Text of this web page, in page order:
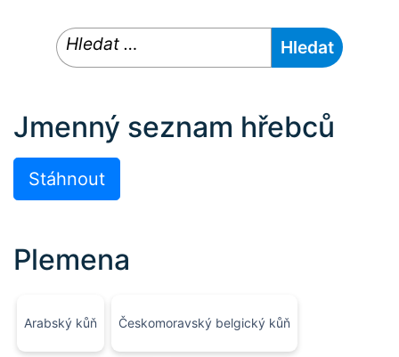
Jmenný seznam hřebců
Stáhnout
Plemena
Arabský kůň Českomoravský belgický kůň